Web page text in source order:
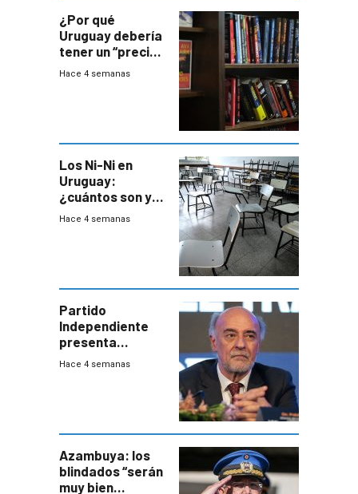
¿Por qué
Uruguay debería
tener un “precio
único” en los
Hace 4 semanas
Los Ni-Ni en
Uruguay:
¿cuántos son y
en dónde están?
Hace 4 semanas
Partido
Independiente
presenta
demanda civil
Hace 4 semanas
Azambuya: los
blindados “serán
muy bien